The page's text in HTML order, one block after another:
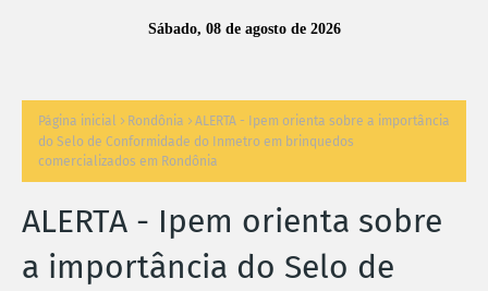
Sábado, 08 de agosto de 2026
Página inicial Rondônia
ALERTA - Ipem orienta sobre a importância
do Selo de Conformidade do Inmetro em brinquedos
comercializados em Rondônia
ALERTA - Ipem orienta sobre
a importância do Selo de